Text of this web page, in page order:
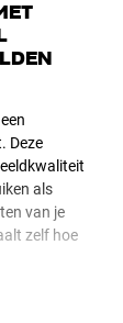
Deze
als
van je
zelf hoe